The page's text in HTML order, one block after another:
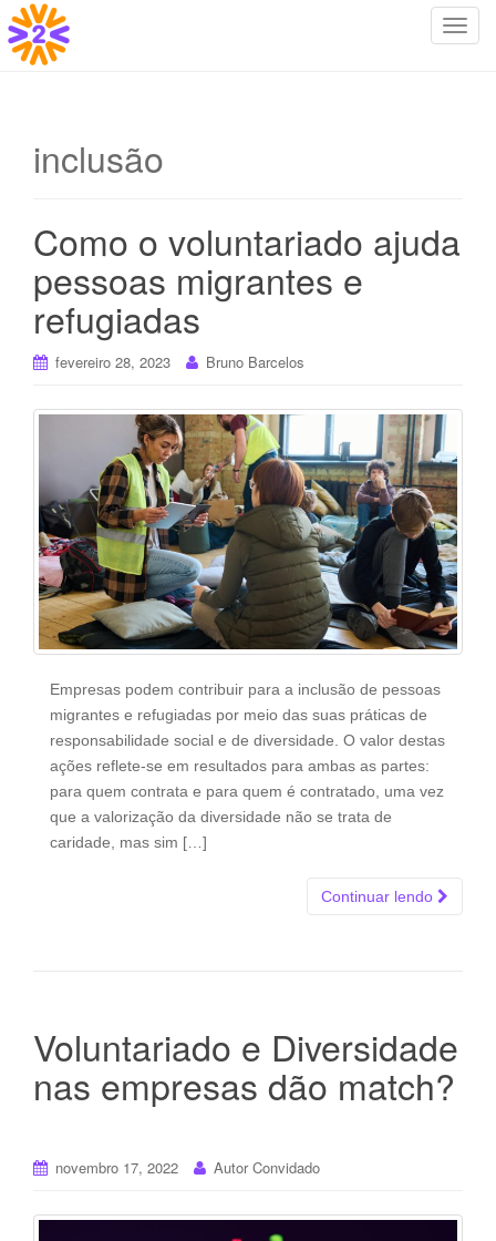
T
v
i
n
inclusão
Como o voluntariado ajuda
pessoas migrantes e
refugiadas
fevereiro 28, 2023 Bruno Barcelos
Empresas podem contribuir para a inclusão de pessoas
migrantes e refugiadas por meio das suas práticas de
responsabilidade social e de diversidade. O valor destas
ações reflete-se em resultados para ambas as partes:
para quem contrata e para quem é contratado, uma vez
que a valorização da diversidade não se trata de
caridade, mas sim […]
Continuar lendo
Voluntariado e Diversidade
nas empresas dão match?
novembro 17, 2022 Autor Convidado